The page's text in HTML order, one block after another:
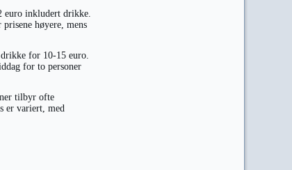
euro inkludert drikke.
høyere, mens
for 10-15 euro.
for to personer
tilbyr ofte
er variert, med